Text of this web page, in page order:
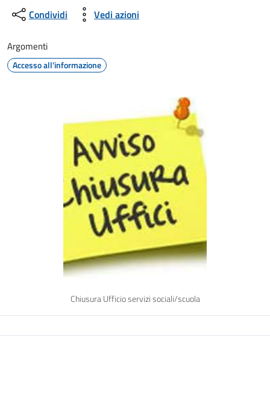
Condividi Vedi azioni
Argomenti
Accesso all'informazione
Chiusura Ufficio servizi sociali/scuola